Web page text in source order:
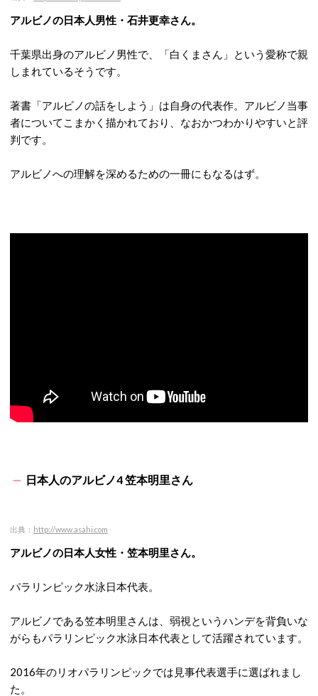
アルビノの日本人男性・石井更幸さん。
千葉県出身のアルビノ男性で、「白くまさん」という愛称で親
しまれているそうです。
著書「アルビノの話をしよう」は自身の代表作。アルビノ当事
者についてこまかく描かれており、なおかつわかりやすいと評
判です。
アルビノへの理解を深めるための一冊にもなるはず。
日本人のアルビノ4 笠本明里さん
出典： http://www.asahi.com
アルビノの日本人女性・笠本明里さん。
パラリンピック水泳日本代表。
アルビノである笠本明里さんは、弱視というハンデを背負いな
がらもパラリンピック水泳日本代表として活躍されています。
2016年のリオパラリンピックでは見事代表選手に選ばれまし
た。